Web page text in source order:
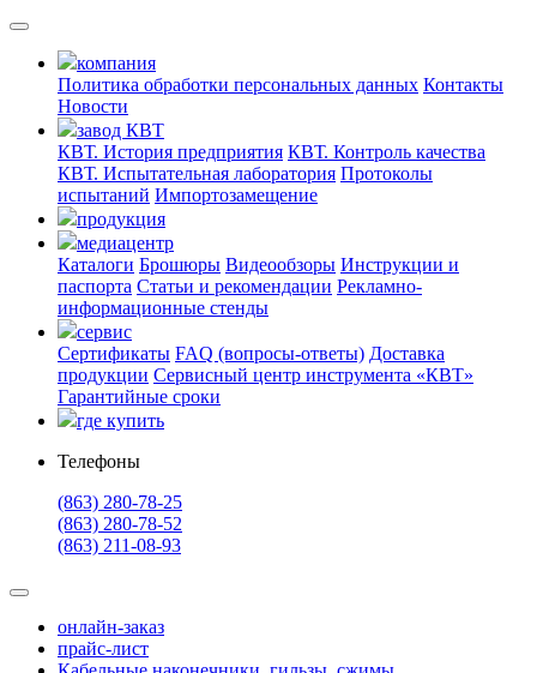
компания
Политика обработки персональных данных Контакты
Новости
завод КВТ
КВТ. История предприятия КВТ. Контроль качества
КВТ. Испытательная лаборатория Протоколы
испытаний Импортозамещение
продукция
медиацентр
Каталоги Брошюры Видеообзоры Инструкции и
паспорта Статьи и рекомендации Рекламно-
информационные стенды
сервис
Сертификаты FAQ (вопросы-ответы) Доставка
продукции Сервисный центр инструмента «КВТ»
Гарантийные сроки
где купить
Телефоны
(863) 280-78-25
(863) 280-78-52
(863) 211-08-93
онлайн-заказ
прайс-лист